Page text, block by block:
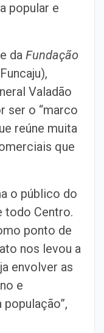
popular e
da Fundação
Valadão
ser o “marco
reúne muita
que
o público do
todo Centro.
ponto de
nos levou a
envolver as
e